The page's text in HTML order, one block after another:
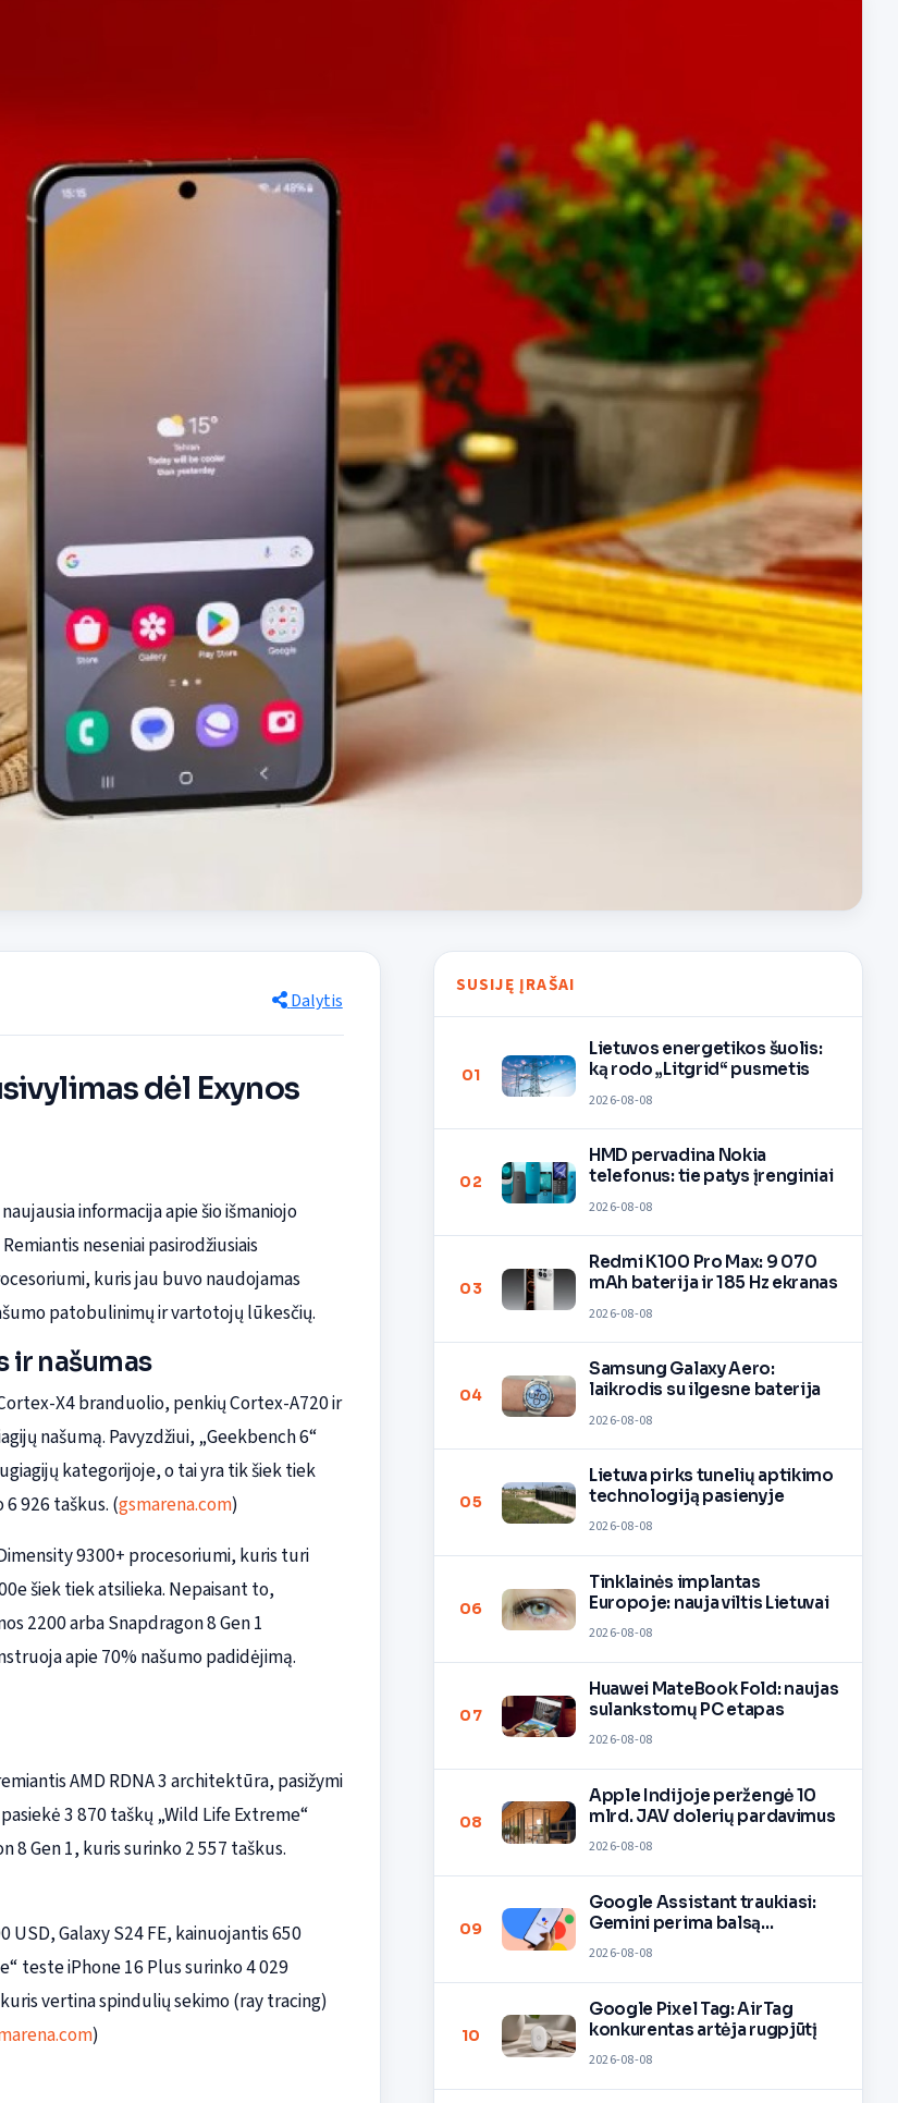
Dalytis
dėl Exynos
informacija apie šio išmaniojo
neseniai pasirodžiusiais
kuris jau buvo naudojamas
patobulinimų ir vartotojų lūkesčių.
ir našumas
X4 branduolio, penkių Cortex-A720 ir
našumą. Pavyzdžiui, „Geekbench 6“
kategorijoje, o tai yra tik šiek tiek
6 926 taškus. (gsmarena.com)
9300+ procesoriumi, kuris turi
šiek tiek atsilieka. Nepaisant to,
2200 arba Snapdragon 8 Gen 1
apie 70% našumo padidėjimą.
AMD RDNA 3 architektūra, pasižymi
3 870 taškų „Wild Life Extreme“
8 Gen 1, kuris surinko 2 557 taškus.
Galaxy S24 FE, kainuojantis 650
teste iPhone 16 Plus surinko 4 029
vertina spindulių sekimo (ray tracing)
)
SUSIJĘ ĮRAŠAI
01
Lietuvos energetikos šuolis:
ką rodo „Litgrid“ pusmetis
2026-08-08
02
HMD pervadina Nokia
telefonus: tie patys įrenginiai
2026-08-08
03
Redmi K100 Pro Max: 9 070
mAh baterija ir 185 Hz ekranas
2026-08-08
04
Samsung Galaxy Aero:
laikrodis su ilgesne baterija
2026-08-08
05
Lietuva pirks tunelių aptikimo
technologiją pasienyje
2026-08-08
06
Tinklainės implantas
Europoje: nauja viltis Lietuvai
2026-08-08
07
Huawei MateBook Fold: naujas
sulankstomų PC etapas
2026-08-08
08
Apple Indijoje peržengė 10
mlrd. JAV dolerių pardavimus
2026-08-08
09
Google Assistant traukiasi:
Gemini perima balsą
2026-08-08
10
Google Pixel Tag: AirTag
konkurentas artėja rugpjūtį
2026-08-08